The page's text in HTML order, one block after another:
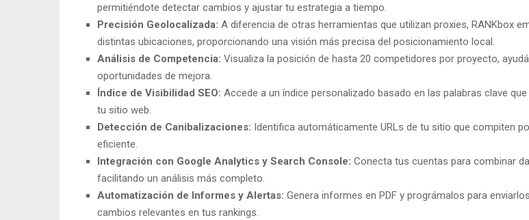
permitiéndote detectar cambios y ajustar tu estrategia a tiempo.
Precisión Geolocalizada: A diferencia de otras herramientas que utilizan proxies, RANKbox
distintas ubicaciones, proporcionando una visión más precisa del posicionamiento local.
Análisis de Competencia: Visualiza la posición de hasta 20 competidores por proyecto,
oportunidades de mejora.
Índice de Visibilidad SEO: Accede a un índice personalizado basado en las palabras clave
tu sitio web.
Detección de Canibalizaciones: Identifica automáticamente URLs de tu sitio que compiten
eficiente.
Integración con Google Analytics y Search Console: Conecta tus cuentas para combinar
facilitando un análisis más completo.
Automatización de Informes y Alertas: Genera informes en PDF y prográmalos para
cambios relevantes en tus rankings.